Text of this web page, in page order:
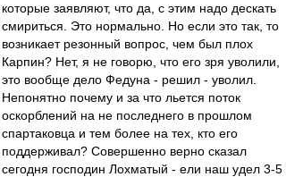
которые заявляют, что да, с этим надо дескать
смириться. Это нормально. Но если это так, то
возникает резонный вопрос, чем был плох
Карпин? Нет, я не говорю, что его зря уволили,
это вообще дело Федуна - решил - уволил.
Непонятно почему и за что льется поток
оскорблений на не последнего в прошлом
спартаковца и тем более на тех, кто его
поддерживал? Совершенно верно сказал
сегодня господин Лохматый - ели наш удел 3-5